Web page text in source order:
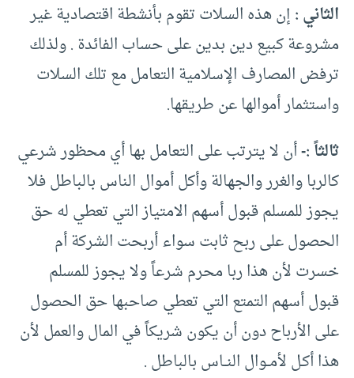
الثاني :إن هذه السلات تقوم بأنشطة اقتصادية غير
مشروعة كبيع دين بدين على حساب الفائدة . ولذلك
ترفض المصارف الإسلامية التعامل مع تلك السلات
واستثمار أموالها عن طريقها.
ثالثاً :-أن لا يترتب على التعامل بها أي محظور شرعي
كالربا والغرر والجهالة وأكل أموال الناس بالباطل فلا
يجوز للمسلم قبول أسهم الامتياز التي تعطي له حق
الحصول على ربح ثابت سواء أربحت الشركة أم
خسرت لأن هذا ربا محرم شرعاً ولا يجوز للمسلم
قبول أسهم التمتع التي تعطي صاحبها حق الحصول
على الأرباح دون أن يكون شريكاً في المال والعمل لأن
هذا أكـل لأمــوال النــاس بالباطل .